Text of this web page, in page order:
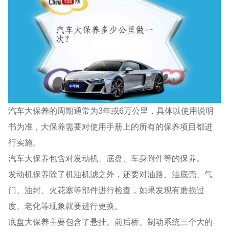
汽车大保养的周期通常为3年或6万公里，具体以使用说明
书为准，大保养需要对使用手册上的所有的保养项目都进
行实施。
汽车大保养包含对发动机、底盘、车身附件等的保养。
发动机保养除了机油机滤之外，还要对油路、油底壳、气
门、油封、火花塞等部件进行检查，如果发现有磨损过
度、老化等现象就要进行更换。
底盘大保养主要包含了悬挂、前后桥、制动系统三个大的